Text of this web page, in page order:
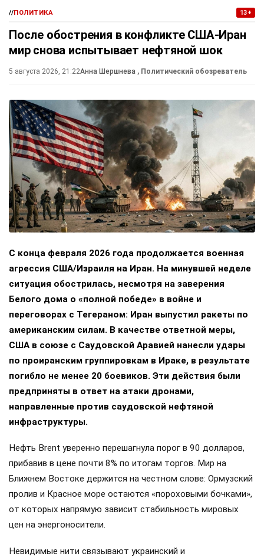
//ПОЛИТИКА 13+
После обострения в конфликте США-Иран
мир снова испытывает нефтяной шок
5 августа 2026, 21:22Анна Шершнева , Политический обозреватель
С конца февраля 2026 года продолжается военная
агрессия США/Израиля на Иран. На минувшей неделе
ситуация обострилась, несмотря на заверения
Белого дома о «полной победе» в войне и
переговорах с Тегераном: Иран выпустил ракеты по
американским силам. В качестве ответной меры,
США в союзе с Саудовской Аравией нанесли удары
по проиранским группировкам в Ираке, в результате
погибло не менее 20 боевиков. Эти действия были
предприняты в ответ на атаки дронами,
направленные против саудовской нефтяной
инфраструктуры.
Нефть Brent уверенно перешагнула порог в 90 долларов,
прибавив в цене почти 8% по итогам торгов. Мир на
Ближнем Востоке держится на честном слове: Ормузский
пролив и Красное море остаются «пороховыми бочками»,
от которых напрямую зависит стабильность мировых
цен на энергоносители.
Невидимые нити связывают украинский и